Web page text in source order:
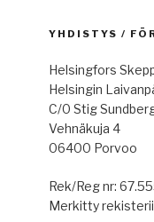
YHDISTYS /
Helsingfors
Helsingin
C/0 Stig
Vehnäkuja 4
06400 Porvoo
Rek/Reg nr:
Merkitty